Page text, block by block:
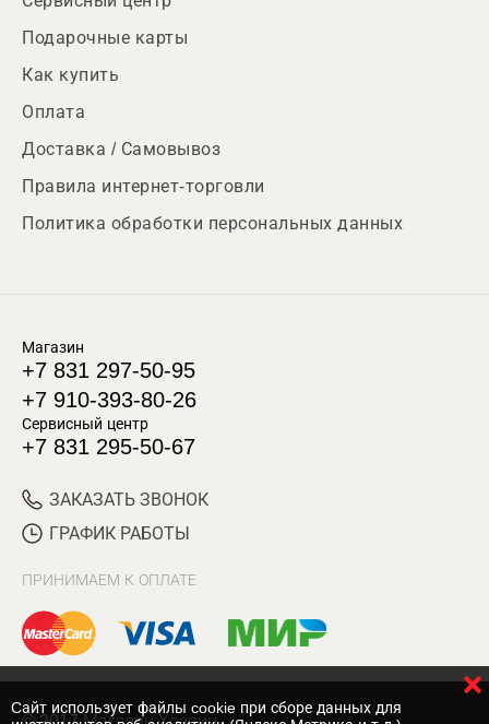
Подарочные карты
Как купить
Оплата
Доставка / Самовывоз
Правила интернет-торговли
Политика обработки персональных данных
Магазин
+7 831 297-50-95
+7 910-393-80-26
Сервисный центр
+7 831 295-50-67
ЗАКАЗАТЬ ЗВОНОК
ГРАФИК РАБОТЫ
ПРИНИМАЕМ К ОПЛАТЕ
Cайт использует файлы cookie при сборе данных для